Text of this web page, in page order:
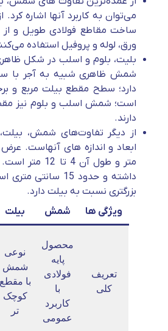
می‌توان به کاربرد آنها اشاره کرد.
ساخت مقاطع فولادی طویل و
ورق، لوله و پروفیل استفاده
بلیت، بلوم و اسلب در شکل
شمش ظاهری شبیه به آجر با
دارد؛ سطح مقطع بیلت مربع و
است؛ شمش اسلب و بلوم نیز
دارند.
از دیگر تفاوت‌های شمش،
متر و طول آن 4
داشته و حدود 15
بزرگتری نسبت به بیلت دارد.
ویژگی ها
شمش بیلت
تعریف
کلی
محصول
پایه
فولادی
با
کاربرد
عمومی
نوعی
شمش
با مقطع
کوچک
تر